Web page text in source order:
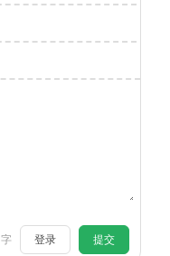
字 登录 提交